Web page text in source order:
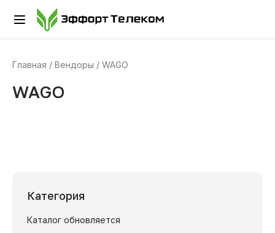
Главная Вендоры WAGO
WAGO
Категория
Каталог обновляется